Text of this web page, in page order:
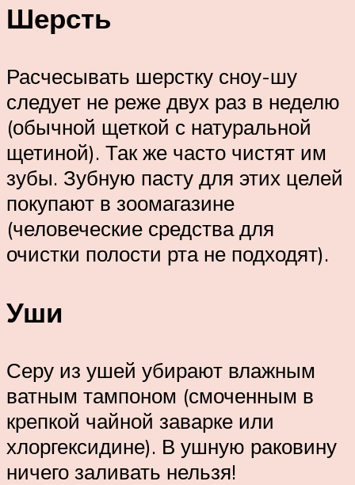
Шерсть
Расчесывать шерстку сноу-шу
следует не реже двух раз в неделю
(обычной щеткой с натуральной
щетиной). Так же часто чистят им
зубы. Зубную пасту для этих целей
покупают в зоомагазине
(человеческие средства для
очистки полости рта не подходят).
Уши
Серу из ушей убирают влажным
ватным тампоном (смоченным в
крепкой чайной заварке или
хлоргексидине). В ушную раковину
ничего заливать нельзя!